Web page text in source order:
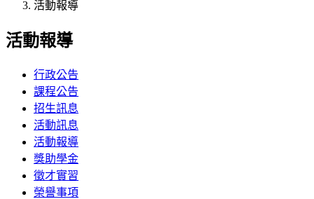
活動報導
活動報導
行政公告
課程公告
招生訊息
活動訊息
活動報導
獎助學金
徵才實習
榮譽事項